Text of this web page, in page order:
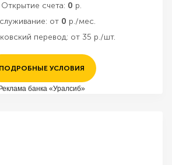
Открытие счета: 0 р.
от 0 р./мес.
перевод: от 35 р./шт.
ПОДРОБНЫЕ УСЛОВИЯ
Реклама банка «Уралсиб»